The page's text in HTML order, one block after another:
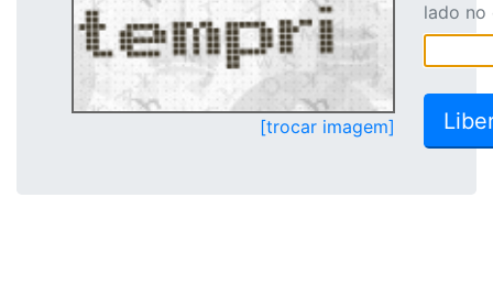
[trocar imagem]
lado no